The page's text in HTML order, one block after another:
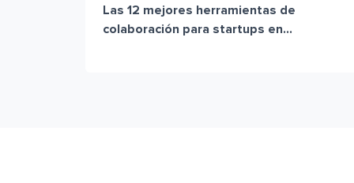
Las 12 mejores herramientas de
colaboración para startups en...